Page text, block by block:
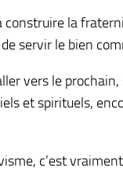
construire la
servir le bien
vers le
et spirituels,
c’est